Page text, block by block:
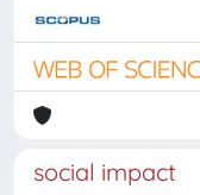
social impact